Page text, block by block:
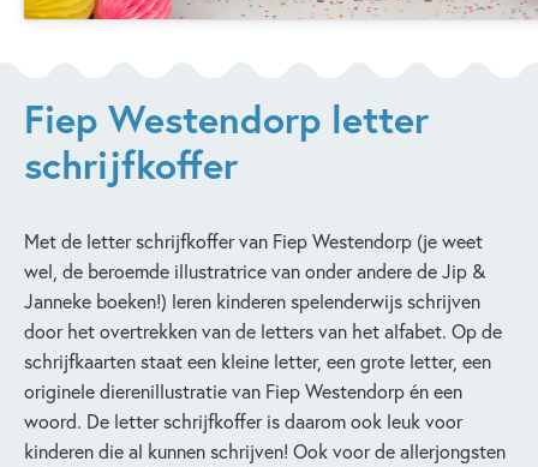
Fiep Westendorp letter
schrijfkoffer
Met de letter schrijfkoffer van Fiep Westendorp (je weet
wel, de beroemde illustratrice van onder andere de Jip &
Janneke boeken!) leren kinderen spelenderwijs schrijven
door het overtrekken van de letters van het alfabet. Op de
schrijfkaarten staat een kleine letter, een grote letter, een
originele dierenillustratie van Fiep Westendorp én een
woord. De letter schrijfkoffer is daarom ook leuk voor
kinderen die al kunnen schrijven! Ook voor de allerjongsten